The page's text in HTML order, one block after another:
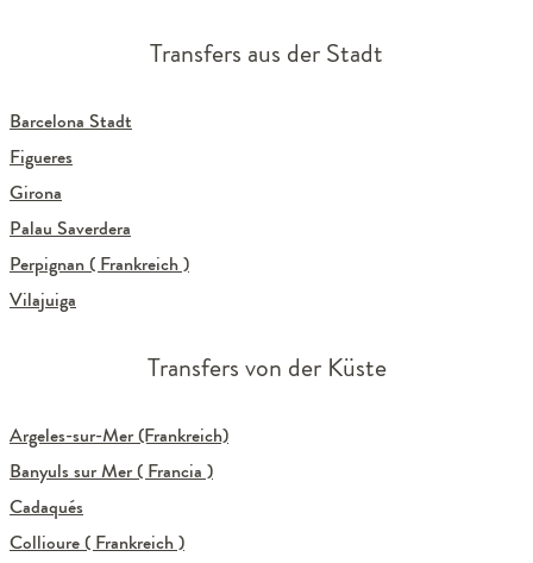
Transfers aus der Stadt
Barcelona Stadt
Figueres
Girona
Palau Saverdera
Perpignan ( Frankreich )
Vilajuiga
Transfers von der Küste
Argeles-sur-Mer (Frankreich)
Banyuls sur Mer ( Francia )
Cadaqués
Collioure ( Frankreich )